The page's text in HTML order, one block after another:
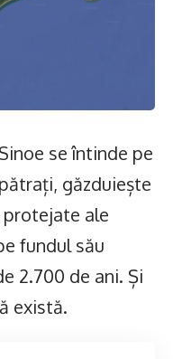
se întinde pe
găzduiește
protejate ale
fundul său
2.700 de ani. Și
există.